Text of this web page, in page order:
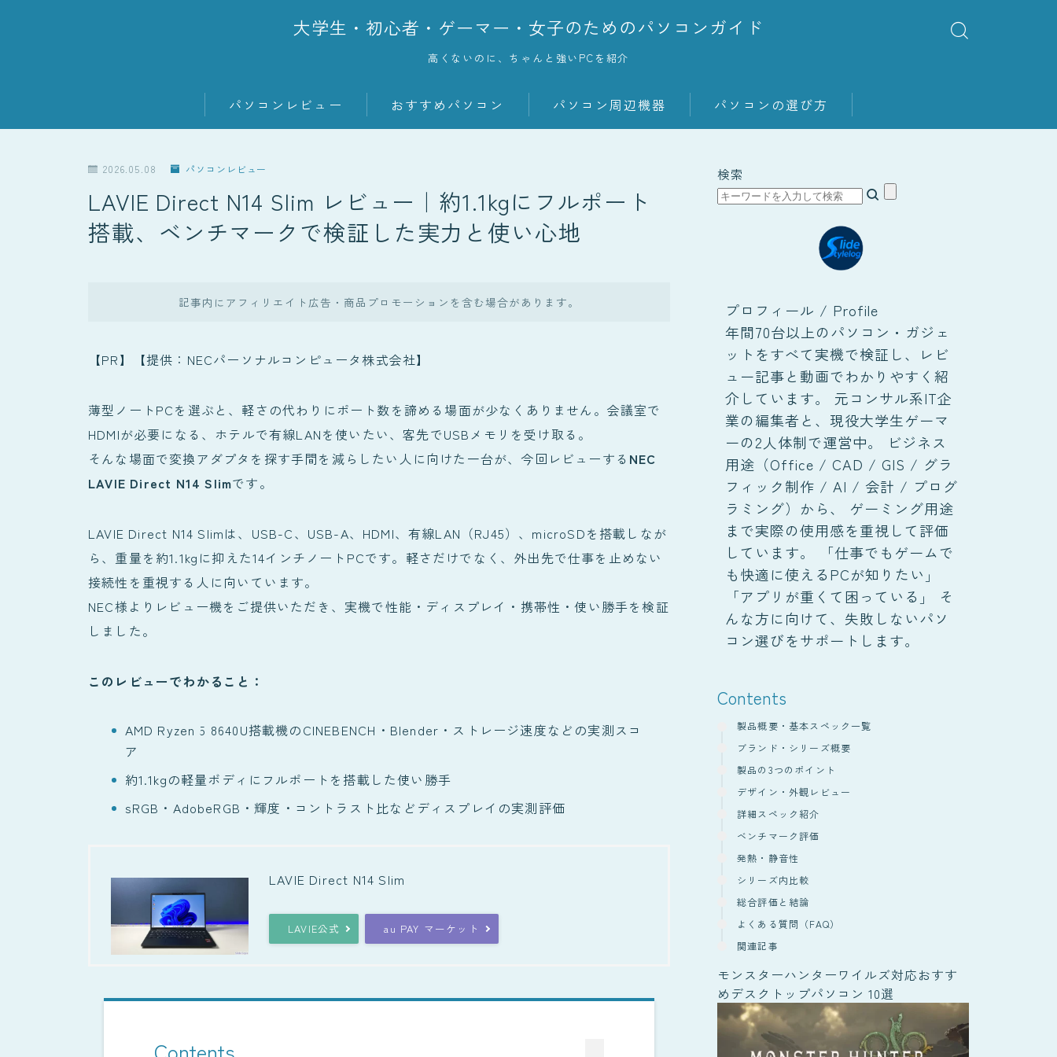
大学生・初心者・ゲーマー・女子のためのパソコンガイド
高くないのに、ちゃんと強いPCを紹介
パソコンレビュー おすすめパソコン パソコン周辺機器 パソコンの選び方
2026.05.08 パソコンレビュー
LAVIE Direct N14 Slim レビュー｜約1.1kgにフルポート
搭載、ベンチマークで検証した実力と使い心地
記事内にアフィリエイト広告・商品プロモーションを含む場合があります。
【PR】【提供：NECパーソナルコンピュータ株式会社】
薄型ノートPCを選ぶと、軽さの代わりにポート数を諦める場面が少なくありません。会議室で
HDMIが必要になる、ホテルで有線LANを使いたい、客先でUSBメモリを受け取る。
そんな場面で変換アダプタを探す手間を減らしたい人に向けた一台が、今回レビューする NEC
LAVIE Direct N14 Slimです。
LAVIE Direct N14 Slimは、USB-C、USB-A、HDMI、有線LAN（RJ45）、microSDを搭載しなが
ら、重量を約1.1kgに抑えた14インチノートPCです。軽さだけでなく、外出先で仕事を止めない
接続性を重視する人に向いています。
NEC様よりレビュー機をご提供いただき、実機で性能・ディスプレイ・携帯性・使い勝手を検証
しました。
このレビューでわかること：
AMD Ryzen 5 8640U搭載機のCINEBENCH・Blender・ストレージ速度などの実測スコ
ア
約1.1kgの軽量ボディにフルポートを搭載した使い勝手
sRGB・AdobeRGB・輝度・コントラスト比などディスプレイの実測評価
LAVIE Direct N14 Slim
LAVIE公式 au PAY マーケット
検索
プロフィール / Profile
年間70台以上のパソコン・ガジェ
ットをすべて実機で検証し、レビ
ュー記事と動画でわかりやすく紹
介しています。 元コンサル系IT企
業の編集者と、現役大学生ゲーマ
ーの2人体制で運営中。 ビジネス
用途（Office / CAD / GIS / グラ
フィック制作 / AI / 会計 / プログ
ラミング）から、 ゲーミング用途
まで実際の使用感を重視して評価
しています。 「仕事でもゲームで
も快適に使えるPCが知りたい」
「アプリが重くて困っている」 そ
んな方に向けて、失敗しないパソ
コン選びをサポートします。
Contents
製品概要・基本スペック一覧
ブランド・シリーズ概要
製品の3つのポイント
デザイン・外観レビュー
詳細スペック紹介
ベンチマーク評価
発熱・静音性
シリーズ内比較
総合評価と結論
よくある質問（FAQ）
関連記事
モンスターハンターワイルズ対応おすす
めデスクトップパソコン 10選